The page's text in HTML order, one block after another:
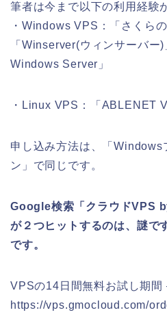
筆者は今まで以下の利用経験
・Windows VPS：「さくら
「Winserver(ウィンサーバー
Windows Server」
・Linux VPS：「ABLENET
申し込み方法は、「Windows
ン」で同じです。
Google検索「クラウドVPS
が２つヒットするのは、謎で
です。
VPSの14日間無料お試し期
https://vps.gmocloud.com/